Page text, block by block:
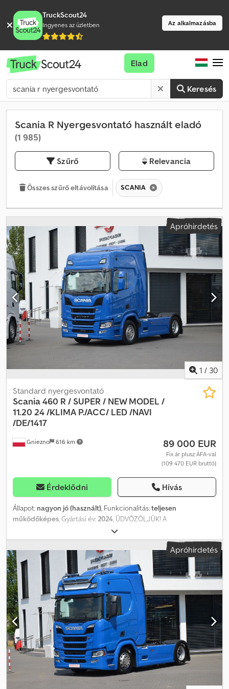
TruckScout24
Ingyenes az üzletben Az alkalmazásba
Keresés
Elad
Scania R Nyergesvontató használt eladó
(1 985)
Szűrő Relevancia
Összes szűrő eltávolítása SCANIA
Apróhirdetés
1 / 30
Gniezno 616 km
Standard nyergesvontató
Scania 460 R / SUPER / NEW MODEL /
11.20 24 /KLIMA P./ACC/ LED /NAVI
/DE/1417
89 000 EUR
Fix ár plusz ÁFA-val
(109 470 EUR bruttó)
Érdeklődni Hívás
Állapot: nagyon jó (használt), Funkcionalitás:teljesen
működőképes, Gyártási év:2024, ÜDVÖZÖLJÜK! A
SMUSZKIEWICZ CÉG A KÖVETKEZŐKET KÍNÁLJA: 4x2
NYEREGVONTATÓ SCANIA R 460 SUPER A LEGÚJABB MODELL ÚJ,
HATÉKONYABB ÉS TAKARÉKOSABB HAJTÁSRENDSZERREL (Az új,
forradalmi 13 literes Scania Super motor új szintre emeli a lécet. A
jobb teljesítmény és a kiváló Scania Twin-SCR kipufogógáz-kezelő
rendszer révén a 13 literes Scania Super motor új mércét állít fel
az iparágban a hatékonyság terén. Ez hozzájárul a páratlan, 8%-os
üzemanyag-megtakarításhoz az egész hajtásrendszerben. Az új,
nagyobb teljesítményű, tartósabb és élettartamú egység készen
áll arra, hogy megfeleljen a legszigorúbb károsanyag-kibocsátási
előírásoknak, mind mára, mind a jövőre nézve.) EURO 6E GYÁRTÁSI
ÉV 2024 AZ ELSŐ REGISZTRÁCIÓ DÁTUMA: 2024.11 STANDARD
KIVITEL NÉMETORSZÁGRÓL IMPORTÁLT, A SCANIA SZERVIZÉBŐL
A JÁRMŰ KIVÁLÓ ÁLLAPOTBAN VAN, KEVÉS FUTÁST MUTAT
(156000 km) TELJES DOKUMENTÁCIÓ, SZERVIZKÖNYVEK AZ
Apróhirdetés